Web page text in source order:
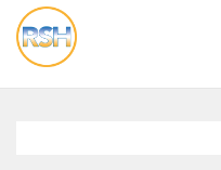
vai
alla